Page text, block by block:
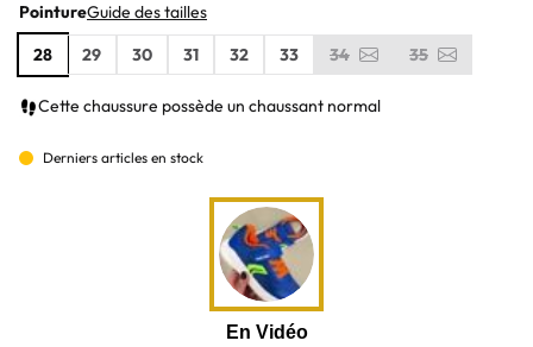
PointureGuide des tailles
28
29 30 31 32 33 34 35
Cette chaussure possède un chaussant normal
Derniers articles en stock